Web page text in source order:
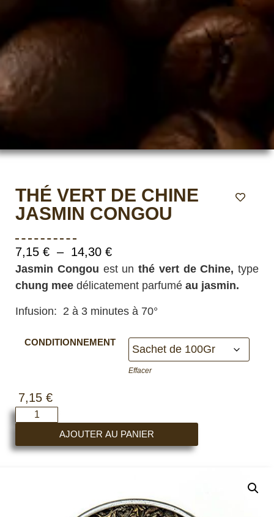
THÉ VERT DE CHINE
JASMIN CONGOU
7,15 € – 14,30 €
Jasmin Congou est un thé vert de Chine, type
chung mee délicatement parfumé au jasmin.
Infusion: 2 à 3 minutes à 70°
CONDITIONNEMENT
Effacer
7,15 €
AJOUTER AU PANIER